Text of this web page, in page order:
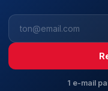
1 e-mail